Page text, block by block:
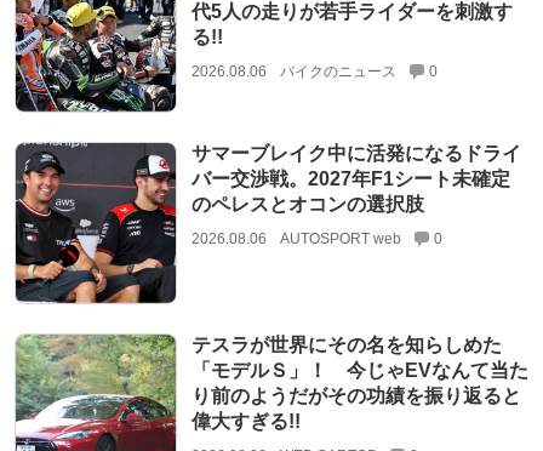
代5人の走りが若手ライダーを刺激す
る!!
2026.08.06 バイクのニュース 0
サマーブレイク中に活発になるドライ
バー交渉戦。2027年F1シート未確定
のペレスとオコンの選択肢
2026.08.06 AUTOSPORT web 0
テスラが世界にその名を知らしめた
「モデルＳ」！ 今じゃEVなんて当た
り前のようだがその功績を振り返ると
偉大すぎる!!